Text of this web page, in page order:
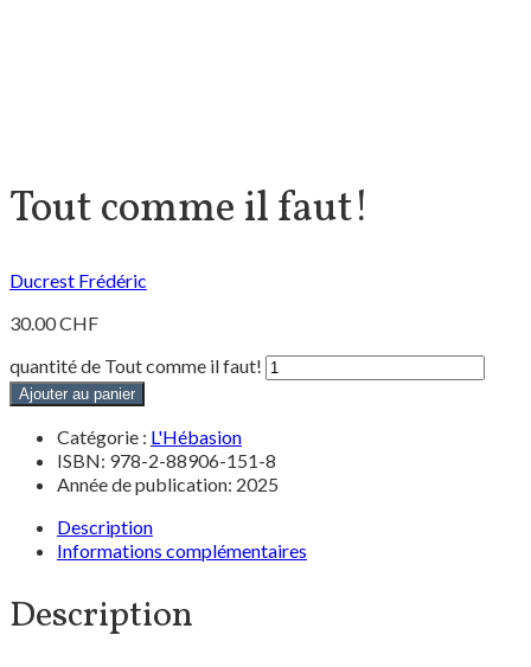
Tout comme il faut!
Ducrest Frédéric
30.00CHF
quantité de Tout comme il faut!
Ajouter au panier
Catégorie : L'Hébasion
ISBN: 978-2-88906-151-8
Année de publication: 2025
Description
Informations complémentaires
Description